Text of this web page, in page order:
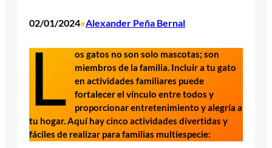
02/01/2024•Alexander Peña Bernal
L
os gatos no son solo mascotas; son
miembros de la familia. Incluir a tu gato
en actividades familiares puede
fortalecer el vínculo entre todos y
proporcionar entretenimiento y alegría a
tu hogar. Aquí hay cinco actividades divertidas y
fáciles de realizar para familias multiespecie: